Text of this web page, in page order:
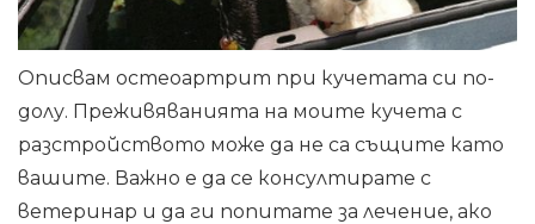
Описвам остеоартрит при кучетата си по-
долу. Преживяванията на моите кучета с
разстройството може да не са същите като
вашите. Важно е да се консултирате с
ветеринар и да ги попитате за лечение, ако